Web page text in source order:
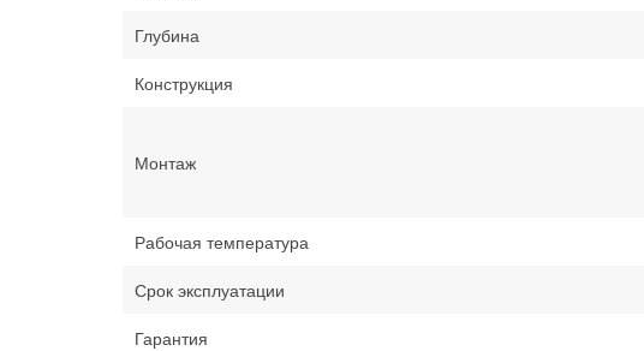
Глубина
Конструкция
Монтаж
Рабочая температура
Срок эксплуатации
Гарантия